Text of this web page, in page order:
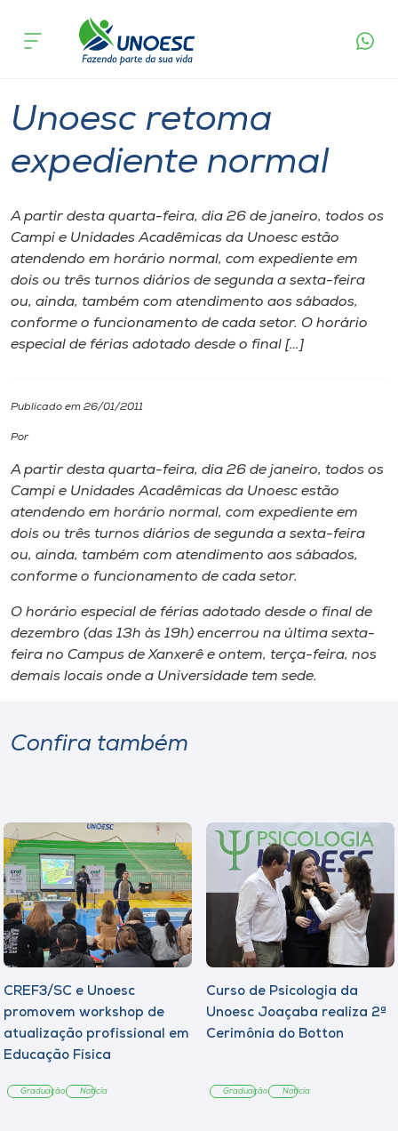
Cursos
Portal de Ensino
A
I.nova
Diplomados
Cultura
Biblioteca
Rádio
Unoesc
Store
Selecione
A+
Unoesc retoma
expediente normal
A partir desta quarta-feira, dia 26 de janeiro, todos os
Campi e Unidades Acadêmicas da Unoesc estão
atendendo em horário normal, com expediente em
dois ou três turnos diários de segunda a sexta-feira
ou, ainda, também com atendimento aos sábados,
conforme o funcionamento de cada setor. O horário
especial de férias adotado desde o final […]
Publicado em 26/01/2011
Por
A partir desta quarta-feira, dia 26 de janeiro, todos os
Campi e Unidades Acadêmicas da Unoesc estão
atendendo em horário normal, com expediente em
dois ou três turnos diários de segunda a sexta-feira
ou, ainda, também com atendimento aos sábados,
conforme o funcionamento de cada setor.
O horário especial de férias adotado desde o final de
dezembro (das 13h às 19h) encerrou na última sexta-
feira no Campus de Xanxerê e ontem, terça-feira, nos
demais locais onde a Universidade tem sede.
Confira também
CREF3/SC e Unoesc
promovem workshop de
atualização profissional em
Educação Física
Graduação Notícia
Curso de Psicologia da
Unoesc Joaçaba realiza 2ª
Cerimônia do Botton
Graduação Notícia